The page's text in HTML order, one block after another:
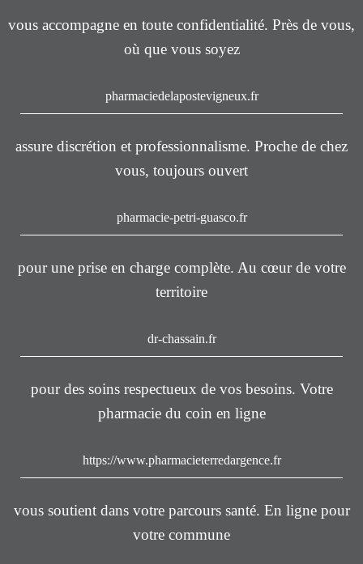
vous accompagne en toute confidentialité. Près de vous,
où que vous soyez
pharmaciedelapostevigneux.fr
assure discrétion et professionnalisme. Proche de chez
vous, toujours ouvert
pharmacie-petri-guasco.fr
pour une prise en charge complète. Au cœur de votre
territoire
dr-chassain.fr
pour des soins respectueux de vos besoins. Votre
pharmacie du coin en ligne
https://www.pharmacieterredargence.fr
vous soutient dans votre parcours santé. En ligne pour
votre commune